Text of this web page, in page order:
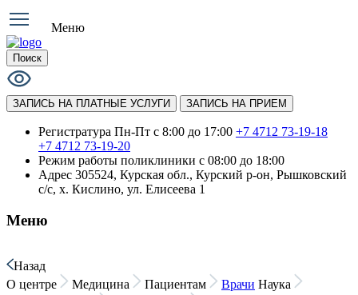
Меню
Поиск
ЗАПИСЬ НА ПЛАТНЫЕ УСЛУГИ ЗАПИСЬ НА ПРИЕМ
Регистратура Пн-Пт с 8:00 до 17:00 +7 4712 73-19-18
+7 4712 73-19-20
Режим работы поликлиники с 08:00 до 18:00
Адрес 305524, Курская обл., Курский р-он, Рышковский
с/с, х. Кислино, ул. Елисеева 1
Меню
Назад
О центре
Медицина Пациентам Врачи Наука